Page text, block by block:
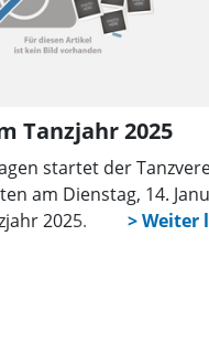
Tanzjahr 2025
startet der
am Dienstag, 14.
2025.